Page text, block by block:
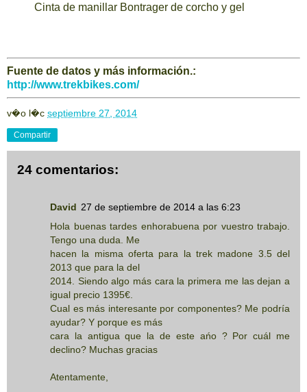
Cinta de manillar Bontrager de corcho y gel
Fuente de datos y más información.:
http://www.trekbikes.com/
v�o l�c septiembre 27, 2014
Compartir
24 comentarios:
David 27 de septiembre de 2014 a las 6:23
Hola buenas tardes enhorabuena por vuestro trabajo.
Tengo una duda. Me
hacen la misma oferta para la trek madone 3.5 del
2013 que para la del
2014. Siendo algo más cara la primera me las dejan a
igual precio 1395€.
Cual es más interesante por componentes? Me podría
ayudar? Y porque es más
cara la antigua que la de este ańo ? Por cuál me
declino? Muchas gracias
Atentamente,